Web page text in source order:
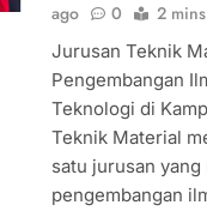
ago
0 2 mins
Jurusan Teknik
Pengembangan
Teknologi di
Teknik Material
satu jurusan
pengembangan